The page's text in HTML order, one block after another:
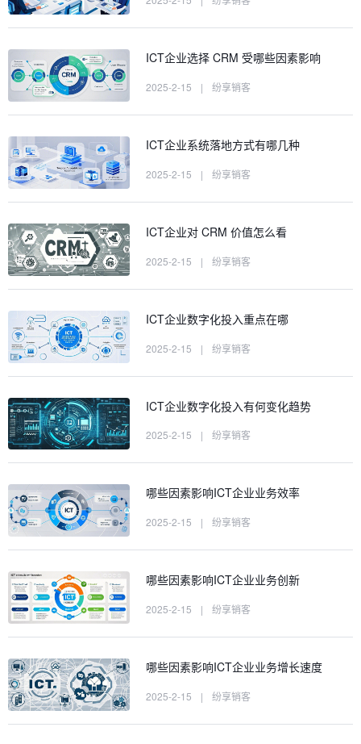
ICT企业选择 CRM 受哪些因素影响
2025-2-15 | 纷享销客
ICT企业系统落地方式有哪几种
2025-2-15 | 纷享销客
ICT企业对 CRM 价值怎么看
2025-2-15 | 纷享销客
ICT企业数字化投入重点在哪
2025-2-15 | 纷享销客
ICT企业数字化投入有何变化趋势
2025-2-15 | 纷享销客
哪些因素影响ICT企业业务效率
2025-2-15 | 纷享销客
哪些因素影响ICT企业业务创新
2025-2-15 | 纷享销客
哪些因素影响ICT企业业务增长速度
2025-2-15 | 纷享销客